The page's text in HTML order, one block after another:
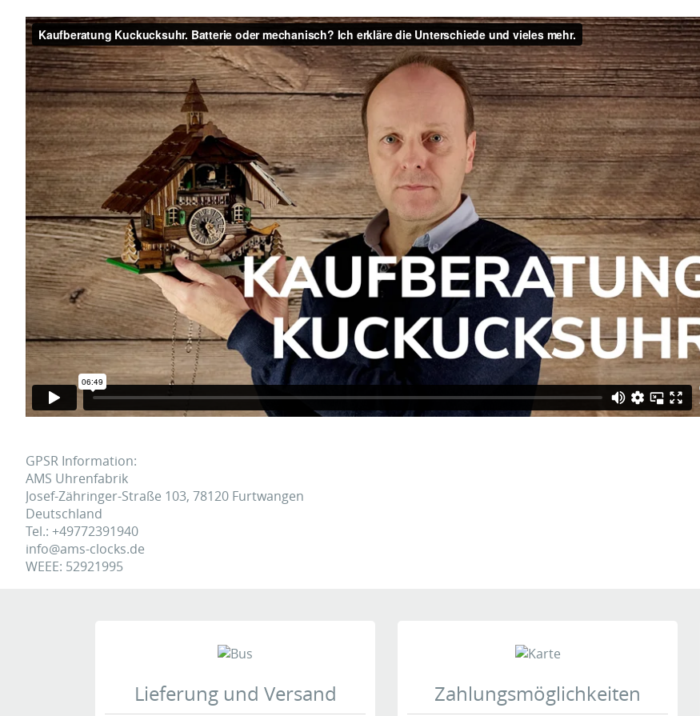
GPSR Information:
AMS Uhrenfabrik
Josef-Zähringer-Straße 103, 78120 Furtwangen
Deutschland
Tel.: +49772391940
info@ams-clocks.de
WEEE: 52921995
Eine Überprüfung der Bewertungen hat wie folgt stattgefunden:
Wir prüfen Bewertungen zu unseren Produkten vor der Veröffentlichung. Jede Bewertung wird individuell darauf
Lieferung und Versand Zahlungsmöglichkeiten